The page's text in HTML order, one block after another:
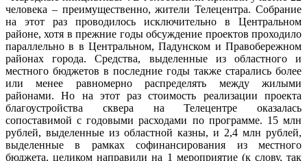
человека – преимущественно, жители Телецентра. Собрание
на этот раз проводилось исключительно в Центральном
районе, хотя в прежние годы обсуждение проектов проходило
параллельно в в Центральном, Падунском и Правобережном
районах города. Средства, выделенные из областного и
местного бюджетов в последние годы также старались более
или менее равномерно распределять между жилыми
районами. Но на этот раз стоимость реализации проекта
благоустройства сквера на Телецентре оказалась
сопоставимой с годовыми расходами по программе. 15 млн
рублей, выделенные из областной казны, и 2,4 млн рублей,
выделенные в рамках софинансирования из местного
бюджета, целиком направили на 1 мероприятие (к слову, так